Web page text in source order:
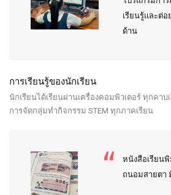
เรียนรู้และต่
ด้าน
การเรียนรู้ของนักเรียน
นักเรียนได้เรียนผ่านเครื่องคอมพิวเตอร์ ทุกคาบ
การจัดกลุ่มทำกิจกรรม STEM ทุกภาคเรียน
หนังสือเรียน
ถนอมสายตา